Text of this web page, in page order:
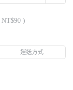
NT$90 )
運送方式